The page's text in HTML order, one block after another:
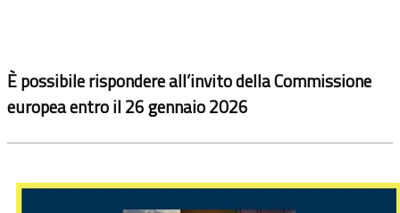
È possibile rispondere all’invito della Commissione
europea entro il 26 gennaio 2026